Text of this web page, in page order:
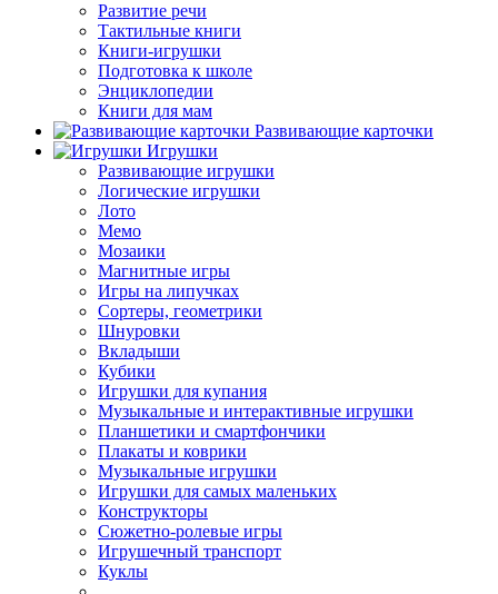
Развитие речи
Тактильные книги
Книги-игрушки
Подготовка к школе
Энциклопедии
Книги для мам
Развивающие карточки
Игрушки
Развивающие игрушки
Логические игрушки
Лото
Мемо
Мозаики
Магнитные игры
Игры на липучках
Сортеры, геометрики
Шнуровки
Вкладыши
Кубики
Игрушки для купания
Музыкальные и интерактивные игрушки
Планшетики и смартфончики
Плакаты и коврики
Музыкальные игрушки
Игрушки для самых маленьких
Конструкторы
Сюжетно-ролевые игры
Игрушечный транспорт
Куклы